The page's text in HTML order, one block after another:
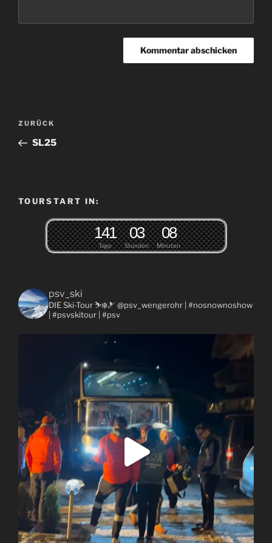
Beitragsnavigation
Vorheriger
Beitrag
ZURÜCK
SL25
TOURSTART IN:
Tage
141
Stunden
03
Minuten
08
psv_ski
DIE Ski-Tour ⛷❄️🎿 @psv_wengerohr | #nosnownoshow
| #psvskitour | #psv